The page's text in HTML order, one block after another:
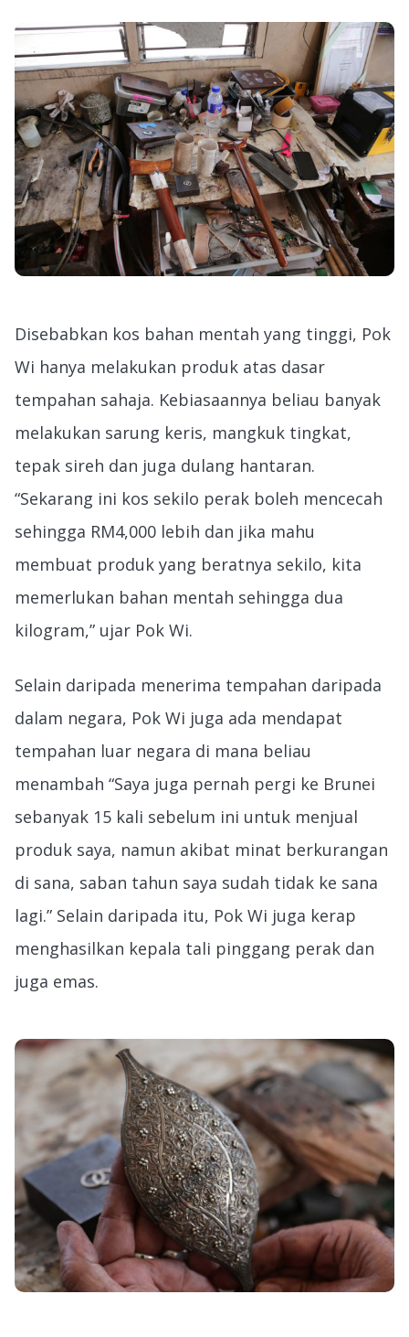
Disebabkan kos bahan mentah yang tinggi, Pok
Wi hanya melakukan produk atas dasar
tempahan sahaja. Kebiasaannya beliau banyak
melakukan sarung keris, mangkuk tingkat,
tepak sireh dan juga dulang hantaran.
“Sekarang ini kos sekilo perak boleh mencecah
sehingga RM4,000 lebih dan jika mahu
membuat produk yang beratnya sekilo, kita
memerlukan bahan mentah sehingga dua
kilogram,” ujar Pok Wi.
Selain daripada menerima tempahan daripada
dalam negara, Pok Wi juga ada mendapat
tempahan luar negara di mana beliau
menambah “Saya juga pernah pergi ke Brunei
sebanyak 15 kali sebelum ini untuk menjual
produk saya, namun akibat minat berkurangan
di sana, saban tahun saya sudah tidak ke sana
lagi.” Selain daripada itu, Pok Wi juga kerap
menghasilkan kepala tali pinggang perak dan
juga emas.